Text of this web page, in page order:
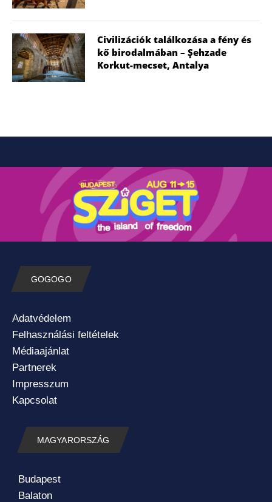
Civilizációk találkozása a fény és
kő birodalmában – Şehzade
Korkut-mecset, Antalya
GOGOGO
Adatvédelem
Felhasználási feltételek
Médiaajánlat
Partnerek
Impresszum
Kapcsolat
MAGYARORSZÁG
Budapest
Balaton